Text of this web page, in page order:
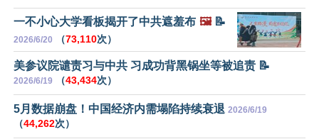
一不小心大学看板揭开了中共遮羞布 🖼️📝
2026/6/20 （73,110次）
美参议院谴责习与中共 习成功背黑锅坐等被追责 📝
2026/6/19 （43,434次）
5月数据崩盘！中国经济内需塌陷持续衰退 2026/6/19
（44,262次）